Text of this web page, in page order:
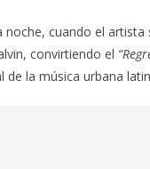
cuando el
convirtiendo el
la música urbana